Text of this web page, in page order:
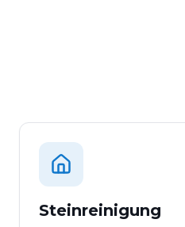
Steinreinigung